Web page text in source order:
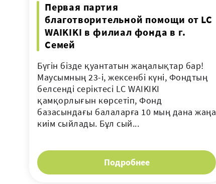
Первая партия
благотворительной помощи от LC
WAIKIKI в филиал фонда в г.
Семей
Бүгін бізде қуантатын жаңалықтар бар!
Маусымның 23-і, жексенбі күні, Фондтың
белсенді серіктесі LC WAIKIKI
қамқорлығын көрсетіп, Фонд
базасындағы балаларға 10 мың дана жаңа
киім сыйлады. Бұл сый...
Подробнее